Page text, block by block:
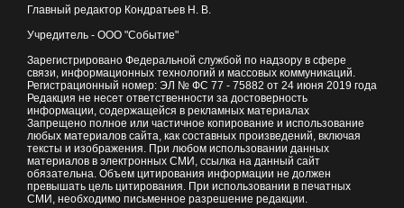
Главный редактор Кондратьев Н. В.
Учредитель - ООО "Событие"
Зарегистрировано Федеральной службой по надзору в сфере
связи, информационных технологий и массовых коммуникаций.
Регистрационный номер: ЭЛ № ФС 77 - 75882 от 24 июня 2019 года
Редакция не несет ответственности за достоверность
информации, содержащейся в рекламных материалах
Запрещено полное или частичное копирование и использование
любых материалов сайта, как составных произведений, включая
тексты и изображения. При любом использовании данных
материалов в электронных СМИ, ссылка на данный сайт
обязательна. Объем цитирования информации не должен
превышать цель цитирования. При использовании в печатных
СМИ, необходимо письменное разрешение редакции.